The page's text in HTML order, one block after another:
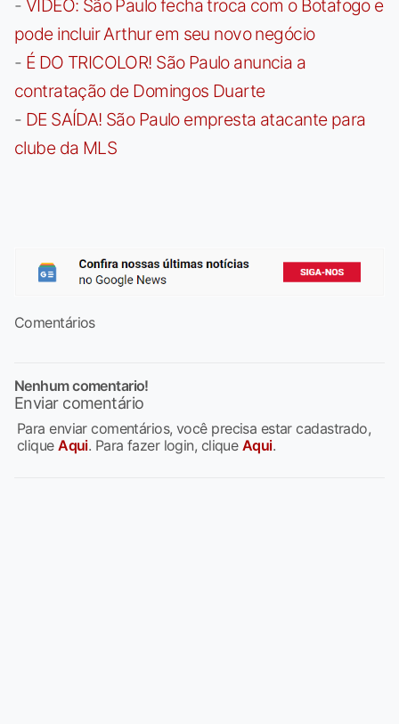
- VÍDEO: São Paulo fecha troca com o Botafogo e
pode incluir Arthur em seu novo negócio
- É DO TRICOLOR! São Paulo anuncia a
contratação de Domingos Duarte
- DE SAÍDA! São Paulo empresta atacante para
clube da MLS
Comentários
Nenhum comentario!
Enviar comentário
Para enviar comentários, você precisa estar cadastrado,
cliqueAqui. Para fazer login, clique Aqui.